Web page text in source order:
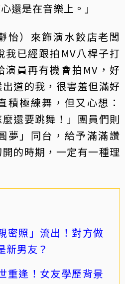
還是在音樂上。」
怡）來飾演水餃店老闆
我已經跟拍MV八桿子打
員再有機會拍MV，好
道的我，很害羞但滿好
積極練舞，但又心想：
麼還要跳舞！」團員們則
夢」同台，給予滿滿讚
的時期，一定有一種理
密照」流出！對方做
男友？
重逢！女友學歷背景